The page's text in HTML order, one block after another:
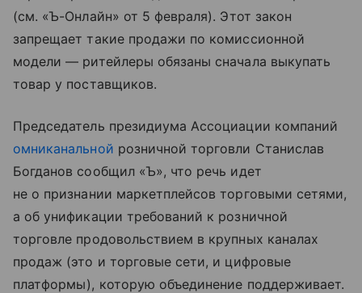
(см. «Ъ-Онлайн» от 5 февраля). Этот закон
запрещает такие продажи по комиссионной
модели — ритейлеры обязаны сначала выкупать
товар у поставщиков.
Председатель президиума Ассоциации компаний
омниканальной розничной торговли Станислав
Богданов сообщил «Ъ», что речь идет
не о признании маркетплейсов торговыми сетями,
а об унификации требований к розничной
торговле продовольствием в крупных каналах
продаж (это и торговые сети, и цифровые
платформы), которую объединение поддерживает.